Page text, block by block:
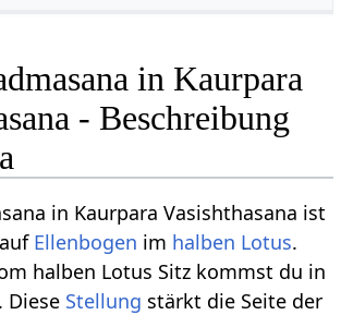
in Kaurpara
- Beschreibung
in Kaurpara Vasishthasana ist
auf Ellenbogen im halben Lotus.
halben Lotus Sitz kommst du in
Diese Stellung stärkt die Seite der